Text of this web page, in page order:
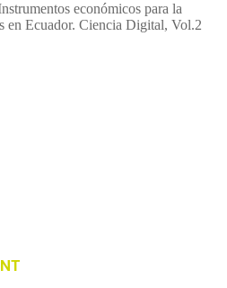
económicos para la
en Ecuador. Ciencia Digital, Vol.2